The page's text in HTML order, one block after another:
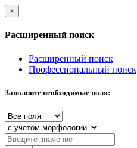
×
Расширенный поиск
Расширенный поиск
Профессиональный поиск
Заполните необходимые поля: